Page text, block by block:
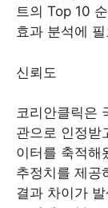
트의 Top 10
효과 분석에
신뢰도
코리안클릭은
관으로 인정받
이터를 축적해
추정치를 제공
결과 차이가